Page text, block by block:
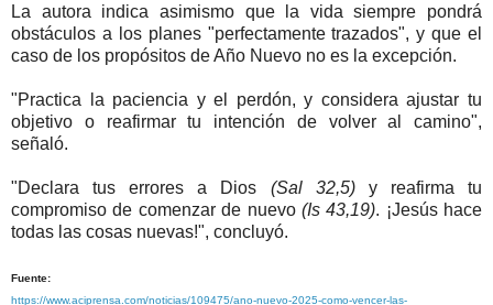
La autora indica asimismo que la vida siempre pondrá
obstáculos a los planes "perfectamente trazados", y que el
caso de los propósitos de Año Nuevo no es la excepción.
"Practica la paciencia y el perdón, y considera ajustar tu
objetivo o reafirmar tu intención de volver al camino",
señaló.
"Declara tus errores a Dios (Sal 32,5)y reafirma tu
compromiso de comenzar de nuevo (Is 43,19). ¡Jesús hace
todas las cosas nuevas!", concluyó.
Fuente:
https://www.aciprensa.com/noticias/109475/ano-nuevo-2025-como-vencer-las-